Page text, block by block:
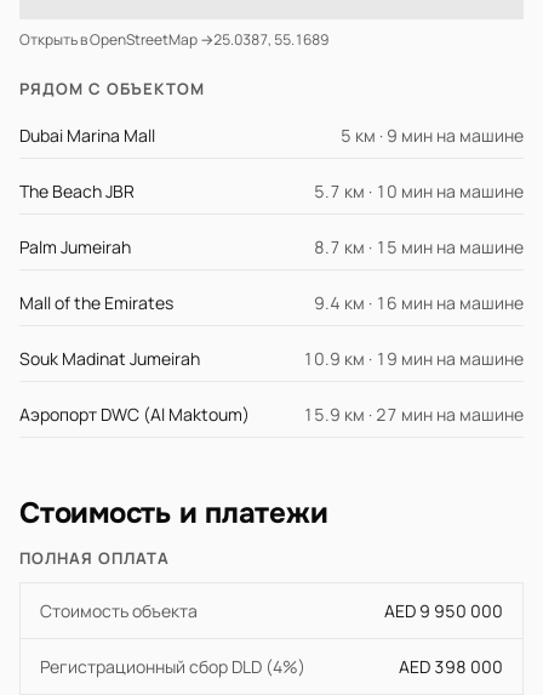
Открыть в OpenStreetMap →25.0387, 55.1689
РЯДОМ С ОБЪЕКТОМ
Dubai Marina Mall 5 км · 9 мин на машине
The Beach JBR 5.7 км · 10 мин на машине
Palm Jumeirah 8.7 км · 15 мин на машине
Mall of the Emirates 9.4 км · 16 мин на машине
Souk Madinat Jumeirah 10.9 км · 19 мин на машине
Аэропорт DWC (Al Maktoum) 15.9 км · 27 мин на машине
Стоимость и платежи
ПОЛНАЯ ОПЛАТА
Стоимость объекта AED 9 950 000
Регистрационный сбор DLD (4%) AED 398 000